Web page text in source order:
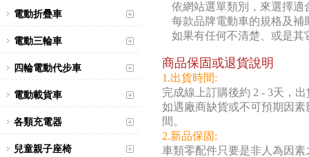
電動折疊車
電動三輪車
四輪電動代步車
電動載貨車
各類充電器
兒童親子座椅
依網站選單類別，來選擇
每款品牌電動車的規格及
如果有任何不清楚、或是其
商品保固或退貨說明
1.出貨時間:
完成線上訂購後約 2 - 3天，
如遇廠商缺貨或不可預期因
間。
2.新品保固:
車類零配件只要是非人為因